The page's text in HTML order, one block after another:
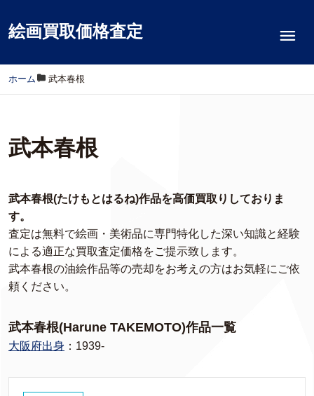
絵画買取価格査定
ホーム / 武本春根
武本春根
武本春根(たけもとはるね)作品を高価買取りしておりま
す。
査定は無料で絵画・美術品に専門特化した深い知識と経験
による適正な買取査定価格をご提示致します。
武本春根の油絵作品等の売却をお考えの方はお気軽にご依
頼ください。
武本春根(Harune TAKEMOTO)作品一覧
大阪府出身 ：1939-